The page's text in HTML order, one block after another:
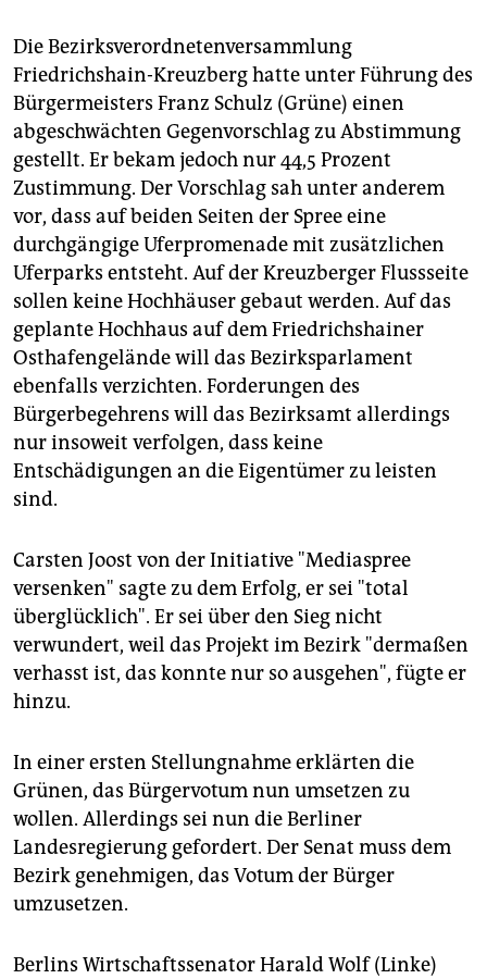
Die Bezirksverordnetenversammlung
Friedrichshain-Kreuzberg hatte unter Führung des
Bürgermeisters Franz Schulz (Grüne) einen
abgeschwächten Gegenvorschlag zu Abstimmung
gestellt. Er bekam jedoch nur 44,5 Prozent
Zustimmung. Der Vorschlag sah unter anderem
vor, dass auf beiden Seiten der Spree eine
durchgängige Uferpromenade mit zusätzlichen
Uferparks entsteht. Auf der Kreuzberger Flussseite
sollen keine Hochhäuser gebaut werden. Auf das
geplante Hochhaus auf dem Friedrichshainer
Osthafengelände will das Bezirksparlament
ebenfalls verzichten. Forderungen des
Bürgerbegehrens will das Bezirksamt allerdings
nur insoweit verfolgen, dass keine
Entschädigungen an die Eigentümer zu leisten
sind.
Carsten Joost von der Initiative "Mediaspree
versenken" sagte zu dem Erfolg, er sei "total
überglücklich". Er sei über den Sieg nicht
verwundert, weil das Projekt im Bezirk "dermaßen
verhasst ist, das konnte nur so ausgehen", fügte er
hinzu.
In einer ersten Stellungnahme erklärten die
Grünen, das Bürgervotum nun umsetzen zu
wollen. Allerdings sei nun die Berliner
Landesregierung gefordert. Der Senat muss dem
Bezirk genehmigen, das Votum der Bürger
umzusetzen.
Berlins Wirtschaftssenator Harald Wolf (Linke)